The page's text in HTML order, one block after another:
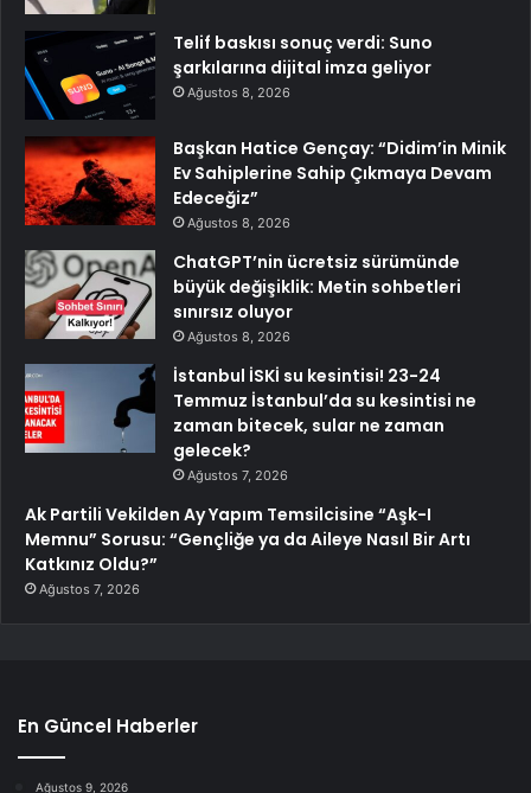
Telif baskısı sonuç verdi: Suno
şarkılarına dijital imza geliyor
Ağustos 8, 2026
Başkan Hatice Gençay: “Didim’in Minik
Ev Sahiplerine Sahip Çıkmaya Devam
Edeceğiz”
Ağustos 8, 2026
ChatGPT’nin ücretsiz sürümünde
büyük değişiklik: Metin sohbetleri
sınırsız oluyor
Ağustos 8, 2026
İstanbul İSKİ su kesintisi! 23-24
Temmuz İstanbul’da su kesintisi ne
zaman bitecek, sular ne zaman
gelecek?
Ağustos 7, 2026
Ak Partili Vekilden Ay Yapım Temsilcisine “Aşk-I
Memnu” Sorusu: “Gençliğe ya da Aileye Nasıl Bir Artı
Katkınız Oldu?”
Ağustos 7, 2026
En Güncel Haberler
Ağustos 9, 2026